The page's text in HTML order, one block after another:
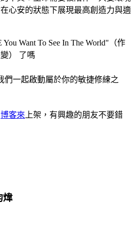
心安的狀態下展現最高創造力與適
Want To See In The World"（作
） 了嗎
一起啟動屬於你的敏捷修練之
博客來 上架，有興趣的朋友不要錯
煒